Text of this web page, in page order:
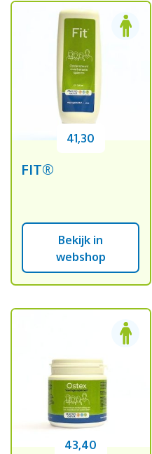
FIT®
41,30
Bekijk in
webshop
43,40